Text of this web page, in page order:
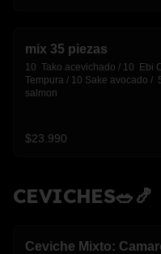
mix 35 piezas
10  Tako acevichado / 10  Ebi
Tempura / 10 Sake avocado /
salmon
$23.990
CEVICHES🥗🍤
Ceviche Mixto: